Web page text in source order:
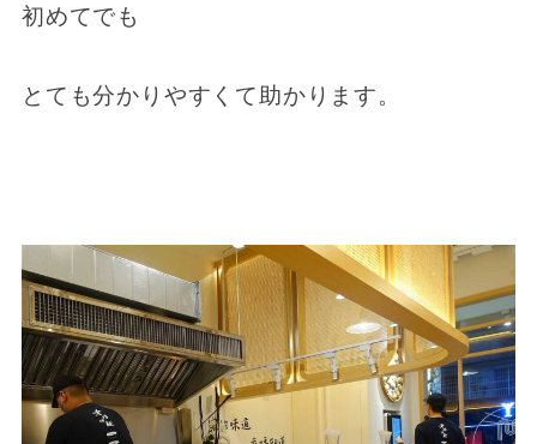
初めてでも
とても分かりやすくて助かります。